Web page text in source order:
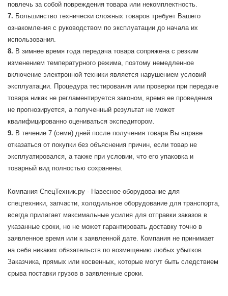
повлечь за собой повреждения товара или некомплектность.
Большинство технически сложных товаров требует Вашего
ознакомления с руководством по эксплуатации до начала их
использования.
В зимнее время года передача товара сопряжена с резким
изменением температурного режима, поэтому немедленное
включение электронной техники является нарушением условий
эксплуатации. Процедура тестирования или проверки при передаче
товара никак не регламентируется законом, время ее проведения
не прогнозируется, а полученный результат не может
квалифицированно оцениваться экспедитором.
В течение 7 (семи) дней после получения товара Вы вправе
отказаться от покупки без объяснения причин, если товар не
эксплуатировался, а также при условии, что его упаковка и
товарный вид полностью сохранены.
Компания СпецТехник.ру - Навесное оборудование для
спецтехники, запчасти, холодильное оборудование для транспорта,
всегда прилагает максимальные усилия для отправки заказов в
указанные сроки, но не может гарантировать доставку точно в
заявленное время или к заявленной дате. Компания не принимает
на себя никаких обязательств по возмещению любых убытков
Заказчика, прямых или косвенных, которые могут быть следствием
срыва поставки грузов в заявленные сроки.